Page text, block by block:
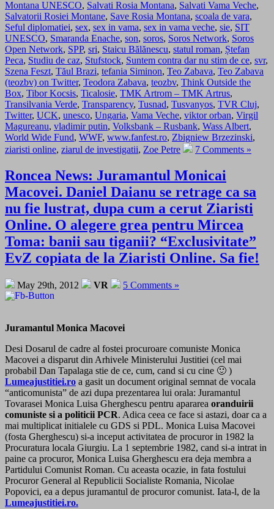
Montana UNESCO, Salvati Rosia Montana, Salvati Vama Veche,
Salvatorii Rosiei Montane, Save Rosia Montana, scoala de vara,
Seful diplomatiei, sex, sex in vama, sex in vama veche, sie, SIT
UNESCO, Smaranda Enache, son, soros, Soros Network, Soros
Open Network, SPP, sri, Staicu Bălănescu, statul roman, Ștefan
Peca, Studiu de caz, Stufstock, Suntem contra dar nu stim de ce, svr,
Szena Feszt, Tăul Brazi, tefania Siminon, Teo Zabava, Teo Zabava
(teozbv) on Twitter, Teodora Zabava, teozbv, Think Outside the
Box, Tibor Kocsis, Ticalosie, TMK Artrom – TMK Artrus,
Transilvania Verde, Transparency, Tusnad, Tusvanyos, TVR Cluj,
Twitter, UCK, unesco, Ungaria, Vama Veche, viktor orban, Virgil
Magureanu, vladimir putin, Volksbank – Rusbank, Wass Albert,
World Wide Fund, WWF, www.fanfest.ro, Zbigniew Brzezinski,
ziaristi online, ziarul de investigatii, Zoe Petre 7 Comments »
Roncea News: Juramantul Monicai
Macovei. Daniel Daianu se retrage ca sa
nu fie lustrat, dupa cum a cerut Ziaristi
Online. O alegere grea pentru Mircea
Toma: banii sau tiganii? “Exclusivitate”
EvZ copiata de la Ziaristi Online. Sa fie!
May 29th, 2012 VR 5 Comments »
Juramantul Monica Macovei
Desi Dosarul de cadre al fostei procuroare comuniste Monica
Macovei a disparut din Arhivele Ministerului Justitiei (cel mai
probabil Dan Tapalaga stie de ce, cum, cand si cu cine 🙂 )
Lumeajustitiei.ro a gasit un document original semnat de vocala
“anticomunista” de azi dupa prezentarea lui orala: Juramantul
Tovarasei Monica Luisa Gherghescu pentru apararea oranduirii
comuniste si a politicii PCR. Adica ceea ce face si astazi, doar ca a
mai multiplicat initialele cu GDS si PDL. Monica Luisa Macovei
(fosta Gherghescu) si-a inceput activitatea de procuror in 1982 la
Procuratura locala Giurgiu. La 1 septembrie 1982, cand si-a intrat in
paine ca procuror, Monica Luisa Gherghescu era deja membra a
Partidului Comunist Roman. Cu aceasta ocazie, in fata fostului
Procuror General al Republicii Socialiste Romania, Nicolae
Popovici, ea a depus juramantul de procuror comunist. Iata-l, de la
Lumeajustitiei.ro.